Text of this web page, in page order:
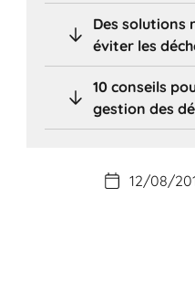
Des solutions
éviter les
10 conseils
gestion des
12/08/